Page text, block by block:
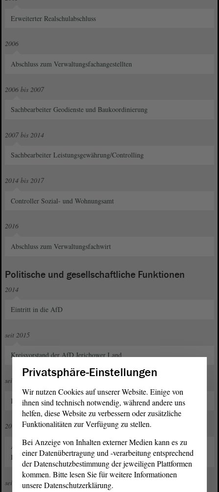
Erweiterter Realschulabschluss
2006
Abschluss zum Verwaltungsfachangestellten
2006 bis 2007
Sachbearbeiter Geodienste und Baukoordinierung
2007 bis 2014
Sachbearbeiter Leistungsgewährung/Controlling
2014 bis 2017
Controller Sozial- und Wohnungsamt
2016
Abschluss zum Verwaltungsfachwirt
Politische und gesellschaftliche Funktionen
2014
Eintritt in die AfD
seit 2015
Kreisvorstand der AfD Jerichower Land
seit 2017
Kreisvorsitzender der AfD Jerichower Land
2018 bis 2020
Anstellung bei AfD-Bundestagsabgeordneten bzw. bei der AfD-
Bundestagsfraktion
seit 2019
Privatsphäre-Einstellungen
Wir nutzen Cookies auf unserer Website. Einige von
ihnen sind technisch notwendig, während andere uns
helfen, diese Website zu verbessern oder zusätzliche
Funktionalitäten zur Verfügung zu stellen.
Bei Anzeige von Inhalten externer Medien kann es zu
einer Datenübertragung und -verarbeitung entsprechend
der Datenschutzbestimmung der jeweiligen Plattformen
kommen. Bitte lesen Sie für weitere Informationen
unsere Datenschutzerklärung.